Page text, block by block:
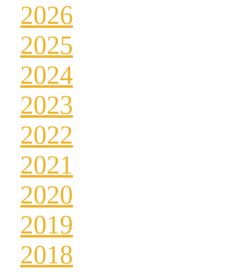
2026
2025
2024
2023
2022
2021
2020
2019
2018